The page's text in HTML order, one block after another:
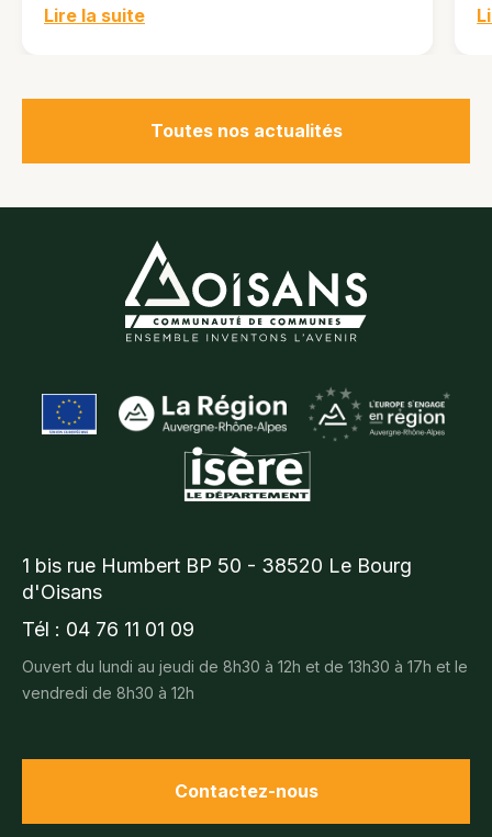
Lire la suite
Toutes nos actualités
1 bis rue Humbert BP 50 - 38520 Le Bourg
d'Oisans
Tél : 04 76 11 01 09
Ouvert du lundi au jeudi de 8h30 à 12h et de 13h30 à 17h et le
vendredi de 8h30 à 12h
Contactez-nous